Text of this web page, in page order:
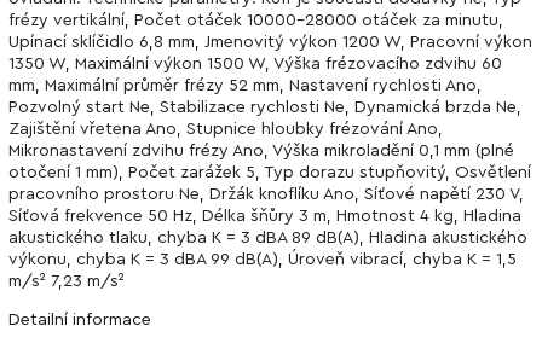
frézy vertikální, Počet otáček 10000-28000 otáček za minutu,
Upínací sklíčidlo 6,8 mm, Jmenovitý výkon 1200 W, Pracovní výkon
1350 W, Maximální výkon 1500 W, Výška frézovacího zdvihu 60
mm, Maximální průměr frézy 52 mm, Nastavení rychlosti Ano,
Pozvolný start Ne, Stabilizace rychlosti Ne, Dynamická brzda Ne,
Zajištění vřetena Ano, Stupnice hloubky frézování Ano,
Mikronastavení zdvihu frézy Ano, Výška mikroladění 0,1 mm (plné
otočení 1 mm), Počet zarážek 5, Typ dorazu stupňovitý, Osvětlení
pracovního prostoru Ne, Držák knoflíku Ano, Síťové napětí 230 V,
Síťová frekvence 50 Hz, Délka šňůry 3 m, Hmotnost 4 kg, Hladina
akustického tlaku, chyba K = 3 dBA 89 dB(A), Hladina akustického
výkonu, chyba K = 3 dBA 99 dB(A), Úroveň vibrací, chyba K = 1,5
m/s² 7,23 m/s²
Detailní informace